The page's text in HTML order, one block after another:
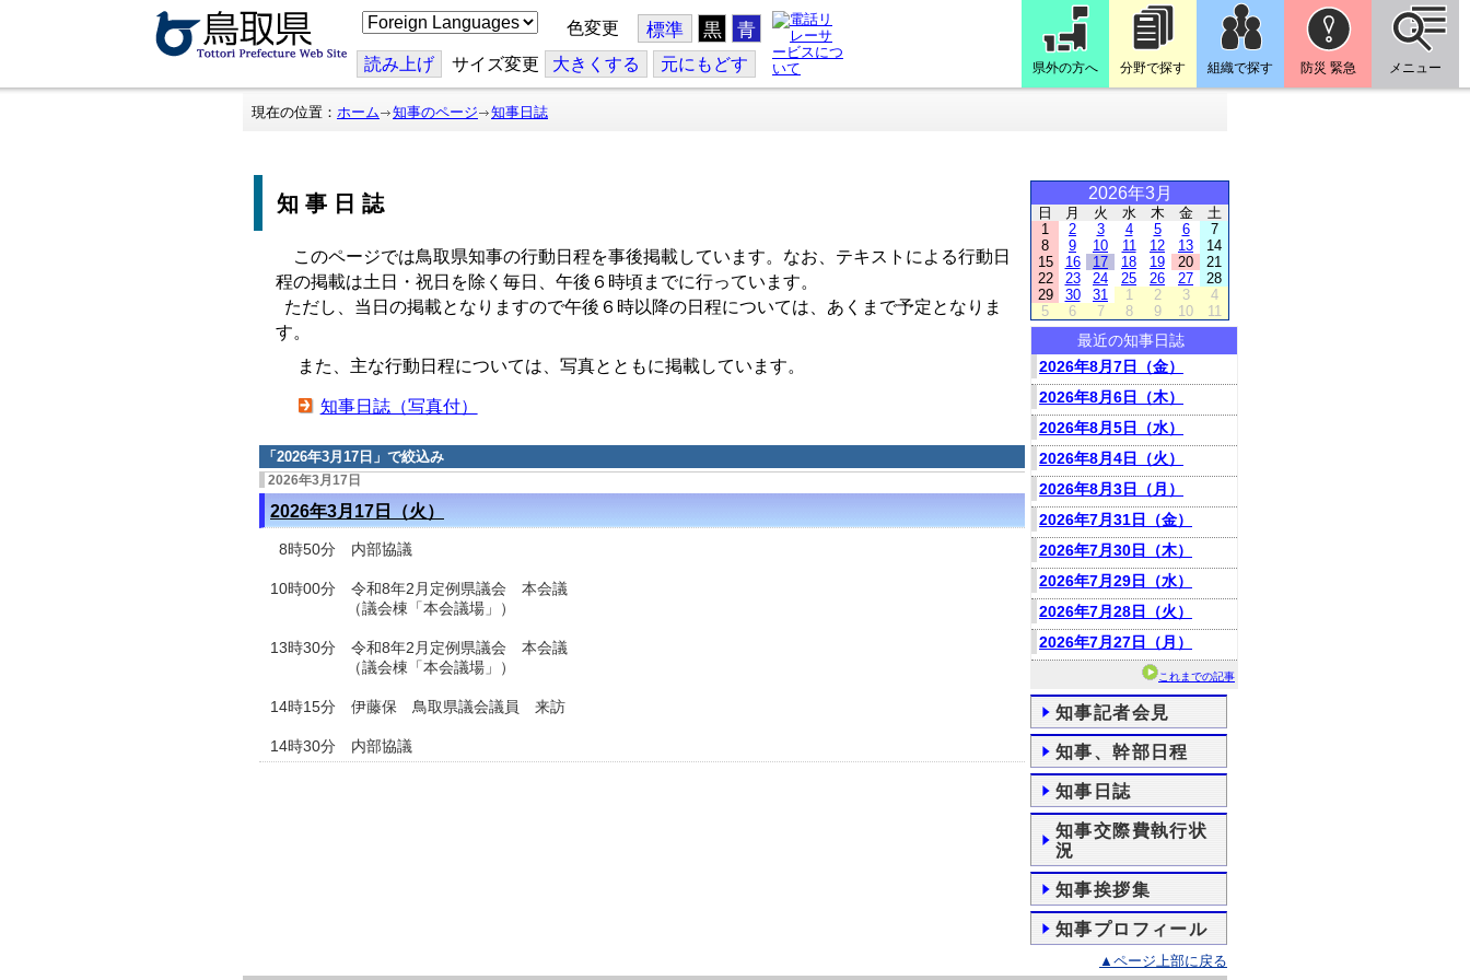
こ
の
ジ
を
翻
色変更 標準 黒 青
読み上げ サイズ変更 大きくする 元にもどす 県外の方へ 分野で探す 組織で探す 防災 緊急 メニュー
現在の位置： ホーム 知事のページ 知事日誌
知事日誌
このページでは鳥取県知事の行動日程を事後掲載しています。なお、テキストによる行動日
程の掲載は土日・祝日を除く毎日、午後６時頃までに行っています。
ただし、当日の掲載となりますので午後６時以降の日程については、あくまで予定となりま
す。
また、主な行動日程については、写真とともに掲載しています。
知事日誌（写真付）
「 2026年3月17日 」で絞込み
2026年3月17日
2026年3月17日（火）
8時50分 内部協議
10時00分 令和8年2月定例県議会 本会議
（議会棟「本会議場」）
13時30分 令和8年2月定例県議会 本会議
（議会棟「本会議場」）
14時15分 伊藤保 鳥取県議会議員 来訪
14時30分 内部協議
2026年3月
日 月 火 水 木 金
土
1
2 3 4 5 6
7
8
9 10 11 12 13
14
15
16 17 18 19 20
21
22
23 24 25 26 27
28
29
30 31 1 2 3
4
5
6 7 8 9 10 11
最近の知事日誌
2026年8月7日（金）
2026年8月6日（木）
2026年8月5日（水）
2026年8月4日（火）
2026年8月3日（月）
2026年7月31日（金）
2026年7月30日（木）
2026年7月29日（水）
2026年7月28日（火）
2026年7月27日（月）
これまでの記事
知事記者会見
知事、幹部日程
知事日誌
知事交際費執行状
況
知事挨拶集
知事プロフィール
▲ページ上部に戻る